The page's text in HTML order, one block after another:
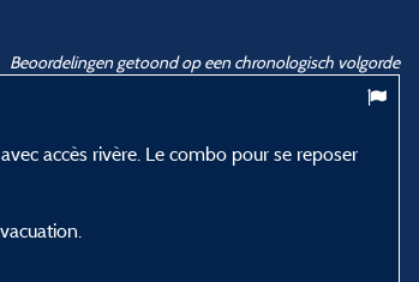
Beoordelingen getoond op een chronologisch volgorde
accès rivère. Le combo pour se reposer